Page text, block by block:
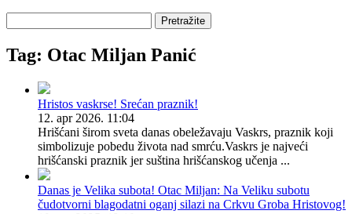
Pretražite
Tag: Otac Miljan Panić
Hristos vaskrse! Srećan praznik!
12. apr 2026. 11:04
Hrišćani širom sveta danas obeležavaju Vaskrs, praznik koji
simbolizuje pobedu života nad smrću.Vaskrs je najveći
hrišćanski praznik jer suština hrišćanskog učenja ...
Danas je Velika subota! Otac Miljan: Na Veliku subotu
čudotvorni blagodatni oganj silazi na Crkvu Groba Hristovog!